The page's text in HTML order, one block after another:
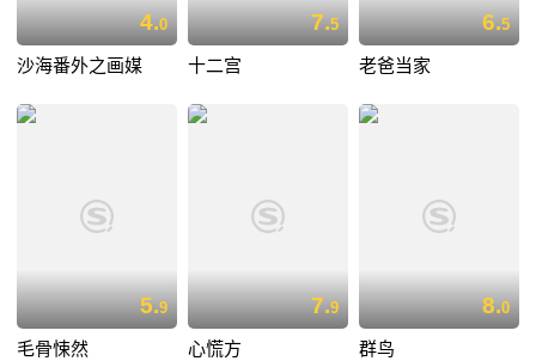
4.0
沙海番外之画媒
7.5
十二宫
6.5
老爸当家
5.9
毛骨悚然
7.9
心慌方
8.0
群鸟